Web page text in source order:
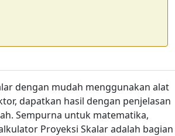
dengan mudah menggunakan alat
dapatkan hasil dengan penjelasan
Sempurna untuk matematika,
Proyeksi Skalar adalah bagian